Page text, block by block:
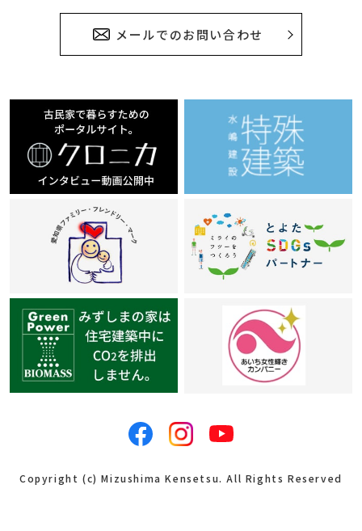
メールでのお問い合わせ
Copyright (c) Mizushima Kensetsu. All Rights Reserved